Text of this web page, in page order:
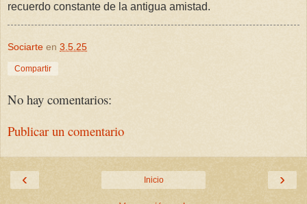
recuerdo constante de la antigua amistad.
Sociarte en 3.5.25
Compartir
No hay comentarios:
Publicar un comentario
‹ ›
Inicio